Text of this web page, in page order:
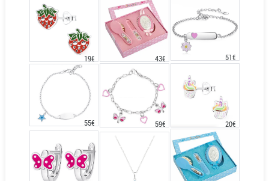
19€ 43€ 51€
55€ 59€ 20€